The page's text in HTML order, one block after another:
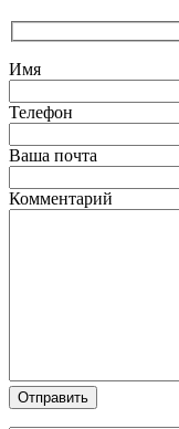
Имя
Телефон
Ваша почта
Комментарий